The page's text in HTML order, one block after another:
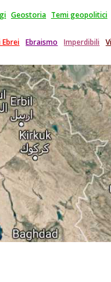
Geostoria Temi geopolitici
Ebraismo Imperdibili